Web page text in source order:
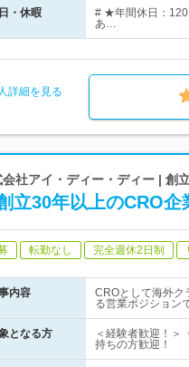
・休暇
# ★年間休日：120
あ…
詳細を見る
会社アイ・ディー・ディー | 創
立30年以上のCRO
転勤なし 完全週休2日制
内容
CROとして海外ク
る営業ポジション
となる方
＜経験者歓迎！＞
持ちの方歓迎！